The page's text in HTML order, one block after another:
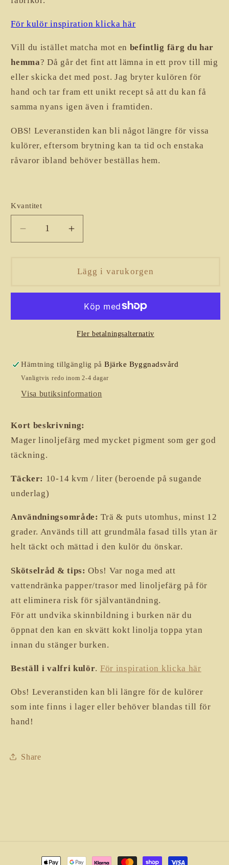
För kulör inspiration klicka här
Vill du istället matcha mot en befintlig färg du har
hemma? Då går det fint att lämna in ett prov till mig
eller skicka det med post. Jag bryter kulören för
hand och tar fram ett unikt recept så att du kan få
samma nyans igen även i framtiden.
OBS! Leveranstiden kan bli något längre för vissa
kulörer, eftersom brytning kan ta tid och enstaka
råvaror ibland behöver beställas hem.
Kvantitet
Kvantitet
Minska
kvantitet
kulör
Öka
kvantitet
Mellanfärg
kulör
Lägg i varukorgen
Fler betalningsalternativ
Hämtning tillgänglig påBjärke Byggnadsvård
Vanligtvis redo inom 2-4 dagar
Visa butiksinformation
Kort beskrivning:
Mager linoljefärg med mycket pigment som ger god
täckning.
Täcker: 10-14 kvm / liter (beroende på sugande
underlag)
Användningsområde: Trä & puts utomhus, minst 12
grader. Används till att grundmåla fasad tills ytan är
helt täckt och mättad i den kulör du önskar.
Skötselråd & tips: Obs! Var noga med att
vattendränka papper/trasor med linoljefärg på för
att eliminera risk för självantändning.
För att undvika skinnbildning i burken när du
öppnat den kan en skvätt kokt linolja toppa ytan
innan du stänger burken.
Beställ i valfri kulör. För inspiration klicka här
Obs! Leveranstiden kan bli längre för de kulörer
som inte finns i lager eller behöver blandas till för
hand!
Share
Betalningsmetoder